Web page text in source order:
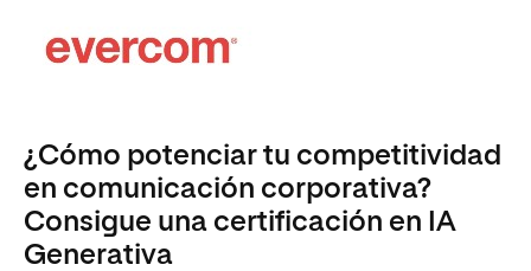
¿Cómo potenciar tu competitividad
en comunicación corporativa?
Consigue una certificación en IA
Generativa